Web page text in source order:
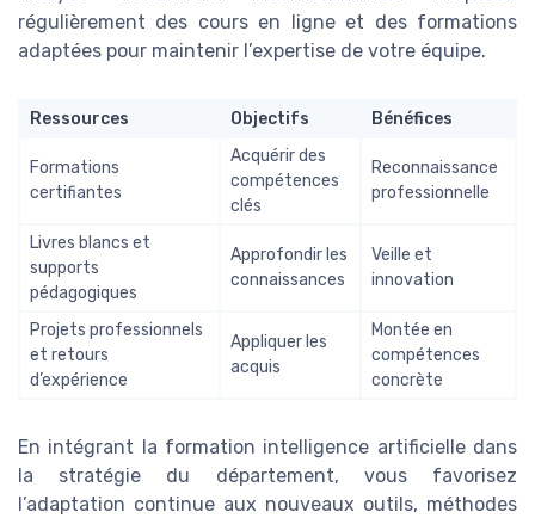
régulièrement des cours en ligne et des formations
adaptées pour maintenir l’expertise de votre équipe.
Ressources Objectifs Bénéfices
Formations
certifiantes
Acquérir des
compétences
clés
Reconnaissance
professionnelle
Livres blancs et
supports
pédagogiques
Approfondir les
connaissances
Veille et
innovation
Projets professionnels
et retours
d’expérience
Appliquer les
acquis
Montée en
compétences
concrète
En intégrant la formation intelligence artificielle dans
la stratégie du département, vous favorisez
l’adaptation continue aux nouveaux outils, méthodes